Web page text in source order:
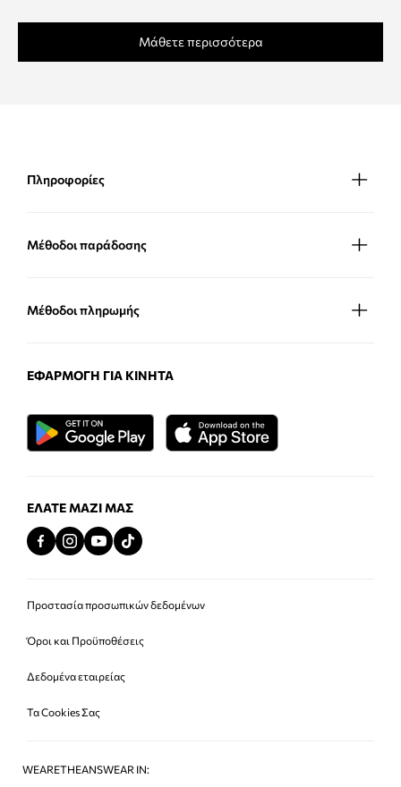
Μάθετε περισσότερα
Πληροφορίες
Μέθοδοι παράδοσης
Μέθοδοι πληρωμής
ΕΦΑΡΜΟΓΉ ΓΙΑ ΚΙΝΗΤΆ
ΕΛΆΤΕ ΜΑΖΊ ΜΑΣ
Προστασία προσωπικών δεδομένων
Όροι και Προϋποθέσεις
Δεδομένα εταιρείας
Τα Cookies Σας
WEARETHEANSWEAR IN: